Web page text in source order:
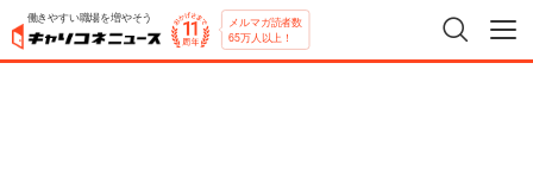
働きやすい職場を増やそう メルマガ読者数
65万人以上！